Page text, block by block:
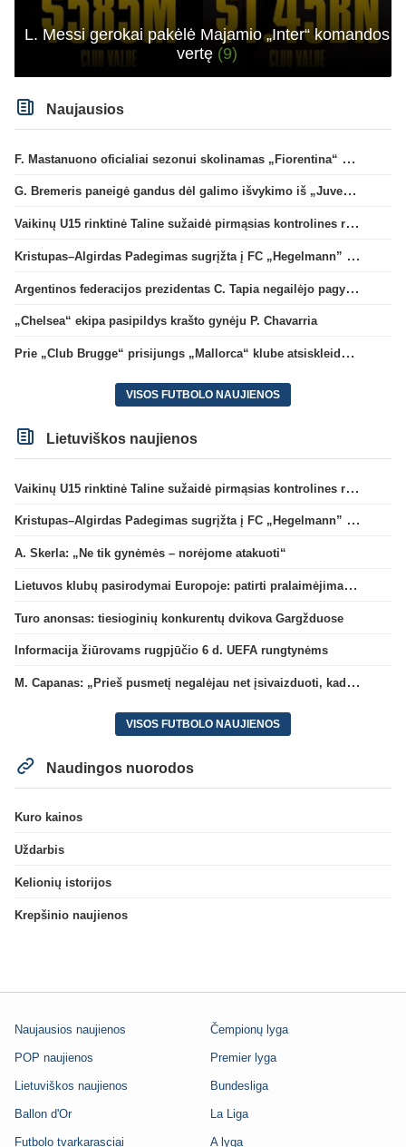
L. Messi gerokai pakėlė Majamio „Inter“ komandos
vertę (9)
Naujausios
F. Mastanuono oficialiai sezonui skolinamas „Fiorentina“ ekipai
G. Bremeris paneigė gandus dėl galimo išvykimo iš „Juventus“ klubo
Vaikinų U15 rinktinė Taline sužaidė pirmąsias kontrolines rungtynes
Kristupas–Algirdas Padegimas sugrįžta į FC „Hegelmann” B sudėtį
Argentinos federacijos prezidentas C. Tapia negailėjo pagyrų G. Infantino
„Chelsea“ ekipa pasipildys krašto gynėju P. Chavarria
Prie „Club Brugge“ prisijungs „Mallorca“ klube atsiskleidęs J. Virgili
VISOS FUTBOLO NAUJIENOS
Lietuviškos naujienos
Vaikinų U15 rinktinė Taline sužaidė pirmąsias kontrolines rungtynes
Kristupas–Algirdas Padegimas sugrįžta į FC „Hegelmann” B sudėtį
A. Skerla: „Ne tik gynėmės – norėjome atakuoti“
Lietuvos klubų pasirodymai Europoje: patirti pralaimėjimai Kroatijos atstovams
Turo anonsas: tiesioginių konkurentų dvikova Gargžduose
Informacija žiūrovams rugpjūčio 6 d. UEFA rungtynėms
M. Capanas: „Prieš pusmetį negalėjau net įsivaizduoti, kad žaisime prieš „Hajduk“
VISOS FUTBOLO NAUJIENOS
Naudingos nuorodos
Kuro kainos
Uždarbis
Kelionių istorijos
Krepšinio naujienos
Naujausios naujienos
POP naujienos
Lietuviškos naujienos
Ballon d'Or
Futbolo tvarkarasciai
Čempionų lyga
Premier lyga
Bundesliga
La Liga
A lyga